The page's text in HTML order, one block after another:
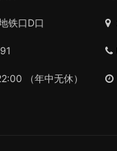
铁口D口
（年中无休）